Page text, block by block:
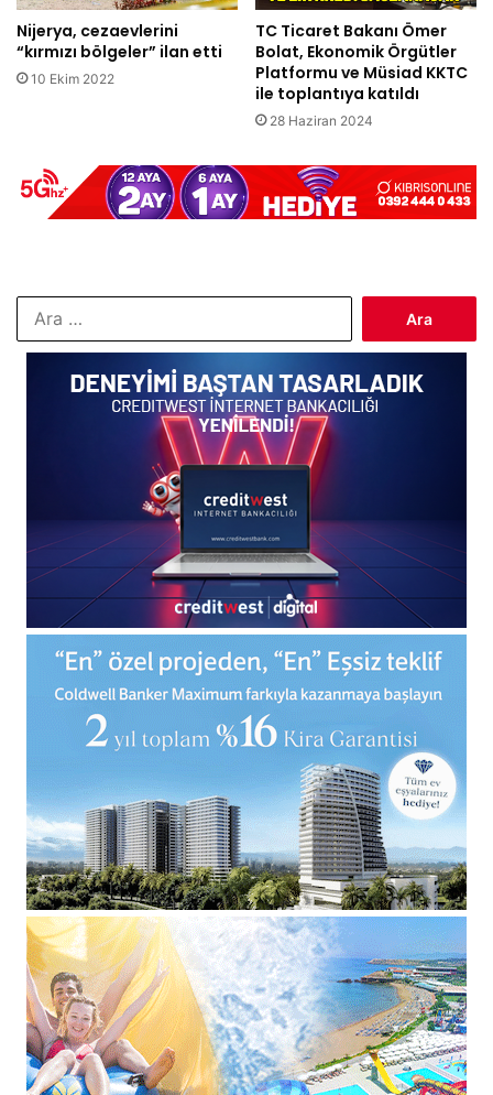
Nijerya, cezaevlerini
“kırmızı bölgeler” ilan etti
10 Ekim 2022
TC Ticaret Bakanı Ömer
Bolat, Ekonomik Örgütler
Platformu ve Müsiad KKTC
ile toplantıya katıldı
28 Haziran 2024